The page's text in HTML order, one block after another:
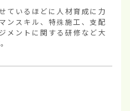
ているほどに人材育成に力
ンスキル、特殊施工、支配
メントに関する研修など大